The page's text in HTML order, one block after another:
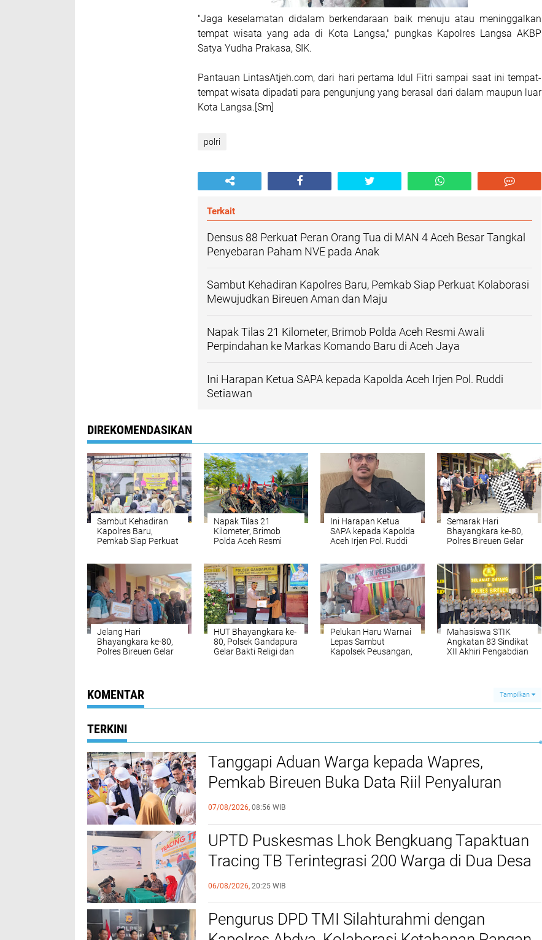
"Jaga keselamatan didalam berkendaraan baik menuju atau meninggalkan
tempat wisata yang ada di Kota Langsa," pungkas Kapolres Langsa AKBP
Satya Yudha Prakasa, SIK.
Pantauan LintasAtjeh.com, dari hari pertama Idul Fitri sampai saat ini tempat-
tempat wisata dipadati para pengunjung yang berasal dari dalam maupun luar
Kota Langsa.[Sm]
polri
Terkait
Densus 88 Perkuat Peran Orang Tua di MAN 4 Aceh Besar Tangkal
Penyebaran Paham NVE pada Anak
Sambut Kehadiran Kapolres Baru, Pemkab Siap Perkuat Kolaborasi
Mewujudkan Bireuen Aman dan Maju
Napak Tilas 21 Kilometer, Brimob Polda Aceh Resmi Awali
Perpindahan ke Markas Komando Baru di Aceh Jaya
Ini Harapan Ketua SAPA kepada Kapolda Aceh Irjen Pol. Ruddi
Setiawan
DIREKOMENDASIKAN
Sambut Kehadiran
Kapolres Baru,
Pemkab Siap Perkuat
Aman dan Maju
Napak Tilas 21
Kilometer, Brimob
Polda Aceh Resmi
Baru di Aceh Jaya
Ini Harapan Ketua
SAPA kepada Kapolda
Aceh Irjen Pol. Ruddi
Semarak Hari
Bhayangkara ke-80,
Polres Bireuen Gelar
Sepeda Gunung
Jelang Hari
Bhayangkara ke-80,
Polres Bireuen Gelar
Masyarakat
HUT Bhayangkara ke-
80, Polsek Gandapura
Gelar Bakti Religi dan
Pelukan Haru Warnai
Lepas Sambut
Kapolsek Peusangan,
Mahasiswa STIK
Angkatan 83 Sindikat
XII Akhiri Pengabdian
KOMENTAR Tampilkan
TERKINI
Tanggapi Aduan Warga kepada Wapres,
Pemkab Bireuen Buka Data Riil Penyaluran
Bantuan Banjir
07/08/2026, 08:56 WIB
UPTD Puskesmas Lhok Bengkuang Tapaktuan
‎Tracing TB Terintegrasi 200 Warga di Dua Desa
Melalui Cek Kesehatan Gratis
06/08/2026, 20:25 WIB
Pengurus DPD TMI Silahturahmi dengan